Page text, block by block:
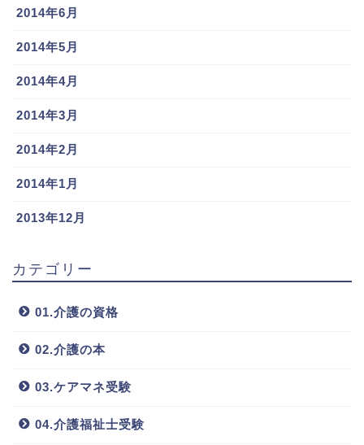
2014年6月
2014年5月
2014年4月
2014年3月
2014年2月
2014年1月
2013年12月
カテゴリー
01.介護の資格
02.介護の本
03.ケアマネ受験
04.介護福祉士受験